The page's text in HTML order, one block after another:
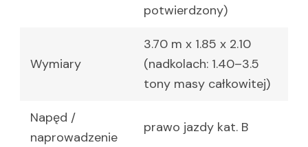
potwierdzony)
Wymiary
3.70 m x 1.85 x 2.10
(nadkolach: 1.40–3.5
tony masy całkowitej)
Napęd /
naprowadzenie
prawo jazdy kat. B